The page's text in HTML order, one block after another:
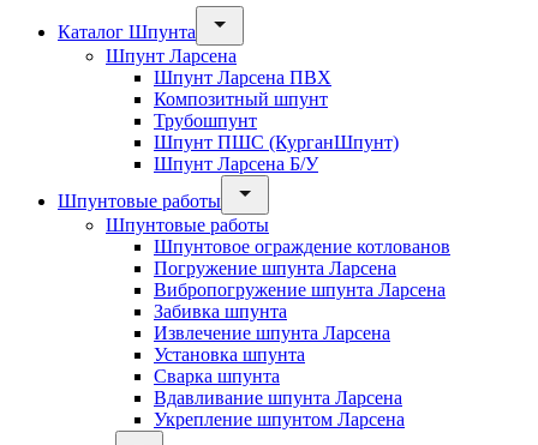
Каталог Шпунта
Шпунт Ларсена
Шпунт Ларсена ПВХ
Композитный шпунт
Трубошпунт
Шпунт ПШС (КурганШпунт)
Шпунт Ларсена Б/У
Шпунтовые работы
Шпунтовые работы
Шпунтовое ограждение котлованов
Погружение шпунта Ларсена
Вибропогружение шпунта Ларсена
Забивка шпунта
Извлечение шпунта Ларсена
Установка шпунта
Сварка шпунта
Вдавливание шпунта Ларсена
Укрепление шпунтом Ларсена